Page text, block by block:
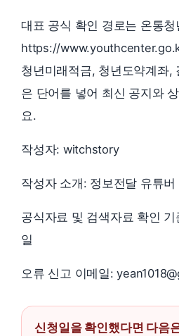
대표 공식 확인 경로는 온통
https://
청년미래적금, 청년도약계좌,
은 단어를 넣어 최신 공지와
요.
작성자: witchstory
작성자 소개: 정보전달 유튜버
공식자료 및 검색자료 확인
일
오류 신고 이메일:
신청일을 확인했다면 다음